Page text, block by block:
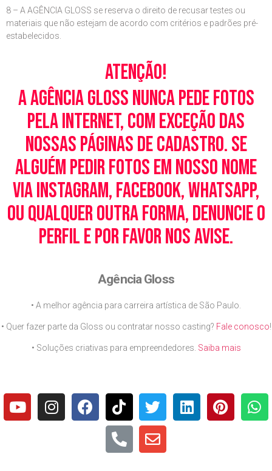
8 – A AGÊNCIA GLOSS se reserva o direito de recusar testes ou
materiais que não estejam de acordo com critérios e padrões pré-
estabelecidos.
Atenção!
A Agência Gloss nunca pede fotos
pela Internet, com exceção das
nossas páginas de cadastro. Se
alguém pedir fotos em nosso nome
via Instagram, Facebook, WhatsApp,
ou qualquer outra forma, denuncie o
perfil e por favor nos avise.
Agência Gloss
• A melhor agência para carreira artística de São Paulo.
• Quer fazer parte da Gloss ou contratar nosso casting? Fale conosco!
• Soluções criativas para empreendedores. Saiba mais